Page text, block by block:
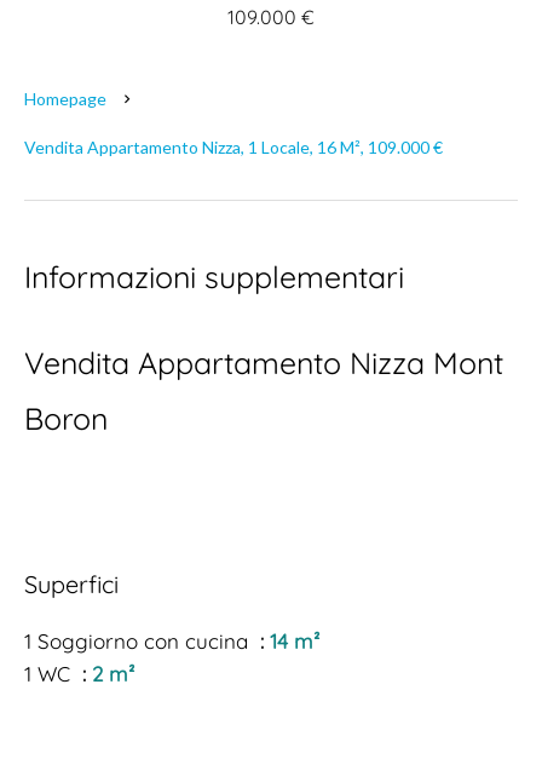
109.000 €
Homepage
Vendita Appartamento Nizza, 1 Locale, 16 M², 109.000 €
Informazioni supplementari
Vendita Appartamento Nizza Mont
Boron
Superfici
1 Soggiorno con cucina
14 m²
1 WC
2 m²